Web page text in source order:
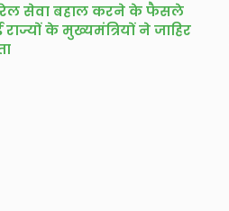
सेवा बहाल करने के फैसले
के मुख्यमंत्रियों ने जाहिर